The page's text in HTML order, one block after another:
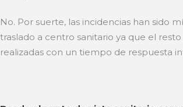
No. Por suerte, las incidencias han sido
traslado a centro sanitario ya que el
realizadas con un tiempo de respuesta